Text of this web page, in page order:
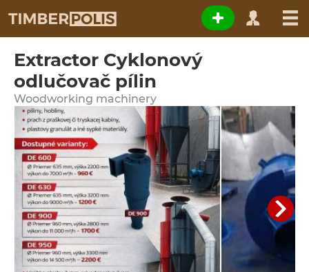
Extractor Cyklonový
odlučovač pílin
Woodworking machinery